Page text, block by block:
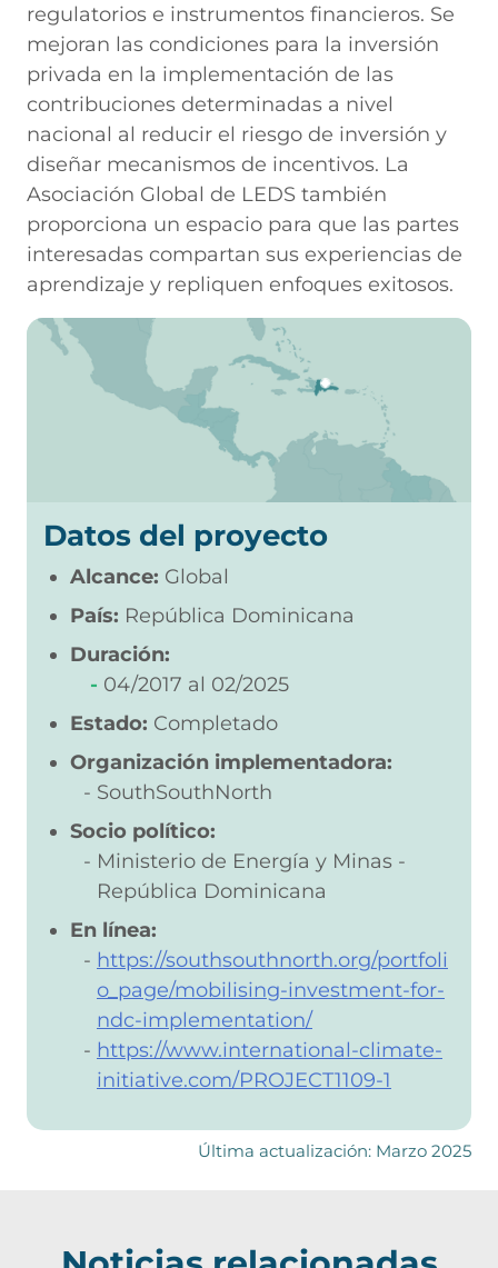
regulatorios e instrumentos financieros. Se
mejoran las condiciones para la inversión
privada en la implementación de las
contribuciones determinadas a nivel
nacional al reducir el riesgo de inversión y
diseñar mecanismos de incentivos. La
Asociación Global de LEDS también
proporciona un espacio para que las partes
interesadas compartan sus experiencias de
aprendizaje y repliquen enfoques exitosos.
Datos del proyecto
Alcance: Global
País: República Dominicana
Duración:
04/2017
02/2025
Estado: Completado
Organización implementadora:
SouthSouthNorth
Socio político:
Ministerio de Energía y Minas -
República Dominicana
En línea:
https://southsouthnorth.org/portfoli
o_page/mobilising-investment-for-
ndc-implementation/
https://www.international-climate-
initiative.com/PROJECT1109-1
Última actualización: Marzo 2025